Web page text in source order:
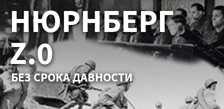
НЮРНБЕРГ
Z.0
БЕЗ СРОКА ДАВНОСТИ